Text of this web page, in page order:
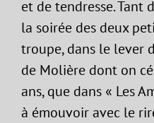
et de tendresse. Tant
la soirée des deux
troupe, dans le lever
de Molière dont on
ans, que dans « Les
à émouvoir avec le